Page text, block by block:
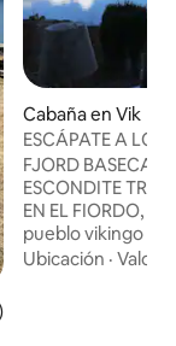
promedio: 4.98 de
Cabaña en Vik
ESCÁPATE A LOS
ROMÁNTICO
FJORD
ESCONDITE
EN EL FIORDO, a
pueblo vikingo de
en el corazón de
Ubicación ·Valor